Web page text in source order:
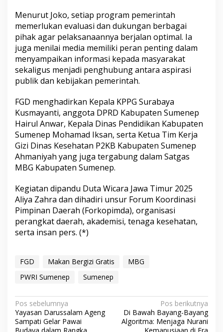
Menurut Joko, setiap program pemerintah
memerlukan evaluasi dan dukungan berbagai
pihak agar pelaksanaannya berjalan optimal. Ia
juga menilai media memiliki peran penting dalam
menyampaikan informasi kepada masyarakat
sekaligus menjadi penghubung antara aspirasi
publik dan kebijakan pemerintah.
FGD menghadirkan Kepala KPPG Surabaya
Kusmayanti, anggota DPRD Kabupaten Sumenep
Hairul Anwar, Kepala Dinas Pendidikan Kabupaten
Sumenep Mohamad Iksan, serta Ketua Tim Kerja
Gizi Dinas Kesehatan P2KB Kabupaten Sumenep
Ahmaniyah yang juga tergabung dalam Satgas
MBG Kabupaten Sumenep.
Kegiatan dipandu Duta Wicara Jawa Timur 2025
Aliya Zahra dan dihadiri unsur Forum Koordinasi
Pimpinan Daerah (Forkopimda), organisasi
perangkat daerah, akademisi, tenaga kesehatan,
serta insan pers. (*)
FGD Makan Bergizi Gratis
MBG
PWRI Sumenep
Sumenep
N
a
Pos sebelumnya
Yayasan Darussalam Ageng
Sampati Gelar Pawai
Pos berikutnya
Di Bawah Bayang-Bayang
Algoritma: Menjaga Nurani